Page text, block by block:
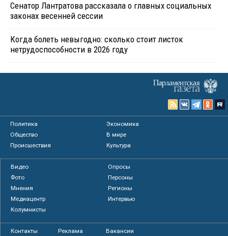
Сенатор Лантратова рассказала о главных социальных
законах весенней сессии
Когда болеть невыгодно: сколько стоит листок
нетрудоспособности в 2026 году
Политика
Экономика
Общество
В мире
Происшествия
Культура
Видео
Опросы
Фото
Персоны
Мнения
Регионы
Медиацентр
Интервью
Колумнисты
Контакты Реклама Вакансии